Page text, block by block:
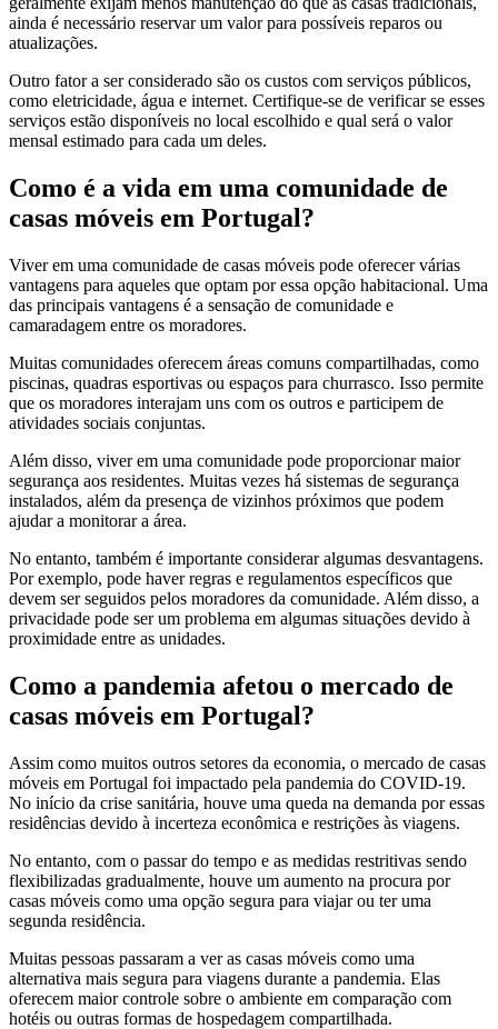
ainda é necessário reservar um valor para possíveis reparos ou
atualizações.
Outro fator a ser considerado são os custos com serviços públicos,
como eletricidade, água e internet. Certifique-se de verificar se esses
serviços estão disponíveis no local escolhido e qual será o valor
mensal estimado para cada um deles.
Como é a vida em uma comunidade de
casas móveis em Portugal?
Viver em uma comunidade de casas móveis pode oferecer várias
vantagens para aqueles que optam por essa opção habitacional. Uma
das principais vantagens é a sensação de comunidade e
camaradagem entre os moradores.
Muitas comunidades oferecem áreas comuns compartilhadas, como
piscinas, quadras esportivas ou espaços para churrasco. Isso permite
que os moradores interajam uns com os outros e participem de
atividades sociais conjuntas.
Além disso, viver em uma comunidade pode proporcionar maior
segurança aos residentes. Muitas vezes há sistemas de segurança
instalados, além da presença de vizinhos próximos que podem
ajudar a monitorar a área.
No entanto, também é importante considerar algumas desvantagens.
Por exemplo, pode haver regras e regulamentos específicos que
devem ser seguidos pelos moradores da comunidade. Além disso, a
privacidade pode ser um problema em algumas situações devido à
proximidade entre as unidades.
Como a pandemia afetou o mercado de
casas móveis em Portugal?
Assim como muitos outros setores da economia, o mercado de casas
móveis em Portugal foi impactado pela pandemia do COVID-19.
No início da crise sanitária, houve uma queda na demanda por essas
residências devido à incerteza econômica e restrições às viagens.
No entanto, com o passar do tempo e as medidas restritivas sendo
flexibilizadas gradualmente, houve um aumento na procura por
casas móveis como uma opção segura para viajar ou ter uma
segunda residência.
Muitas pessoas passaram a ver as casas móveis como uma
alternativa mais segura para viagens durante a pandemia. Elas
oferecem maior controle sobre o ambiente em comparação com
hotéis ou outras formas de hospedagem compartilhada.